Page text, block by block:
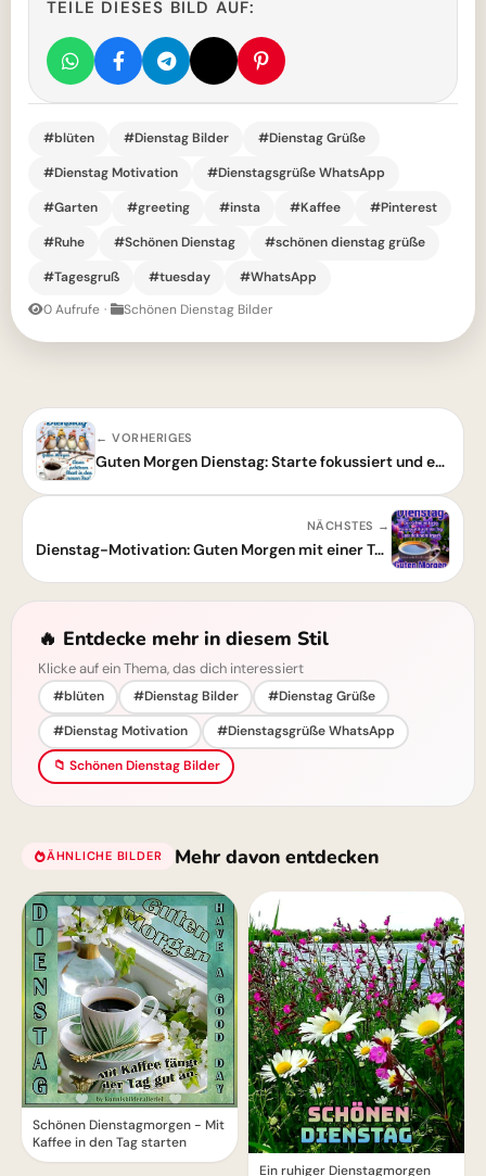
TEILE DIESES BILD AUF:
#blüten #Dienstag Bilder
#Dienstag Grüße
#Dienstag Motivation
#Dienstagsgrüße WhatsApp
#Garten
#greeting #insta #Kaffee
#Pinterest
#Ruhe
#Schönen Dienstag
#schönen dienstag grüße
#Tagesgruß
#tuesday
#WhatsApp
0 Aufrufe · Schönen Dienstag Bilder
← VORHERIGES
Guten Morgen Dienstag: Starte fokussiert und energiegeladen in den Tag!
NÄCHSTES →
Dienstag-Motivation: Guten Morgen mit einer Tasse Kaffee
🔥 Entdecke mehr in diesem Stil
Klicke auf ein Thema, das dich interessiert
#blüten #Dienstag Bilder
#Dienstag Grüße
#Dienstag Motivation
#Dienstagsgrüße WhatsApp
📁 Schönen Dienstag Bilder
ÄHNLICHE BILDER Mehr davon entdecken
Schönen Dienstagmorgen - Mit
Kaffee in den Tag starten
Ein ruhiger Dienstagmorgen